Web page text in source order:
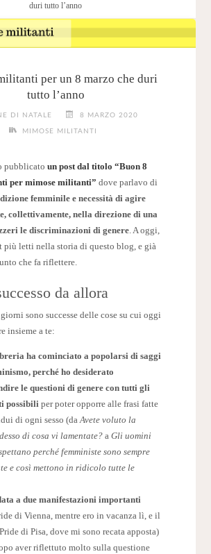
duri tutto l’anno
per un 8 marzo che duri
tutto l’anno
DI NATALE 8 MARZO 2020
MIMOSE MILITANTI
pubblicato un post dal titolo “Buon 8
per mimose militanti” dove parlavo di
femminile e necessità di agire
collettivamente, nella direzione di una
le discriminazioni di genere. A oggi,
più letti nella storia di questo blog, e già
che fa riflettere.
da allora
sono successe delle cose su cui oggi
insieme a te:
ha cominciato a popolarsi di saggi
perché ho desiderato
le questioni di genere con tutti gli
possibili per poter opporre alle frasi fatte
di ogni sesso (daAvete voluto la
di cosa vi lamentate? aGli uomini
perché femministe sono sempre
e così mettono in ridicolo tutte le
a due manifestazioni importanti
di Vienna, mentre ero in vacanza lì, e il
di Pisa, dove mi sono recata apposta)
aver riflettuto molto sulla questione